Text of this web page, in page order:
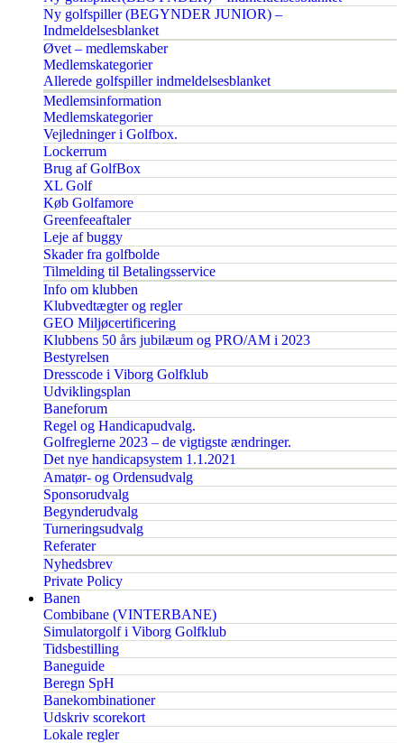
Ny golfspiller (BEGYNDER JUNIOR) –
Indmeldelsesblanket
Øvet – medlemskaber
Medlemskategorier
Allerede golfspiller indmeldelsesblanket
Medlemsinformation
Medlemskategorier
Vejledninger i Golfbox.
Lockerrum
Brug af GolfBox
XL Golf
Køb Golfamore
Greenfeeaftaler
Leje af buggy
Skader fra golfbolde
Tilmelding til Betalingsservice
Info om klubben
Klubvedtægter og regler
GEO Miljøcertificering
Klubbens 50 års jubilæum og PRO/AM i 2023
Bestyrelsen
Dresscode i Viborg Golfklub
Udviklingsplan
Baneforum
Regel og Handicapudvalg.
Golfreglerne 2023 – de vigtigste ændringer.
Det nye handicapsystem 1.1.2021
Amatør- og Ordensudvalg
Sponsorudvalg
Begynderudvalg
Turneringsudvalg
Referater
Nyhedsbrev
Private Policy
Banen
Combibane (VINTERBANE)
Simulatorgolf i Viborg Golfklub
Tidsbestilling
Baneguide
Beregn SpH
Banekombinationer
Udskriv scorekort
Lokale regler